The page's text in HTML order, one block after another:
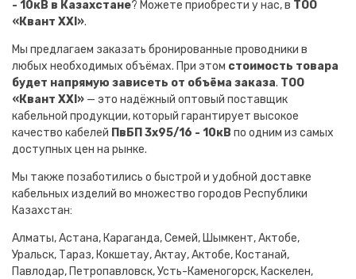
- 10кВ в Казахстане? Можете приобрести у нас, в ТОО
«Квант XXI».
Мы предлагаем заказать бронированные проводники в
любых необходимых объёмах. При этом стоимость товара
будет напрямую зависеть от объёма заказа. ТОО
«Квант XXI» — это надёжный оптовый поставщик
кабельной продукции, который гарантирует высокое
качество кабелей ПвБП 3х95/16 - 10кВ по одним из самых
доступных цен на рынке.
Мы также позаботились о быстрой и удобной доставке
кабельных изделий во множество городов Республики
Казахстан:
Алматы, Астана, Караганда, Семей, Шымкент, Актобе,
Уральск, Тараз, Кокшетау, Актау, Актобе, Костанай,
Павлодар, Петропавловск, Усть-Каменогорск, Каскелен,